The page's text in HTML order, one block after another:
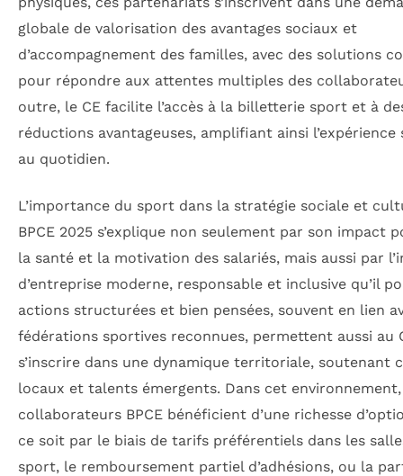
globale de valorisation des avantages sociaux et
d’accompagnement des familles, avec des solutions
pour répondre aux attentes multiples des
outre, le CE facilite l’accès à la billetterie sport et à
réductions avantageuses, amplifiant ainsi l’expérience
au quotidien.
L’importance du sport dans la stratégie sociale et
BPCE 2025 s’explique non seulement par son impact
la santé et la motivation des salariés, mais aussi par
d’entreprise moderne, responsable et inclusive qu’il
actions structurées et bien pensées, souvent en lien
fédérations sportives reconnues, permettent aussi au
s’inscrire dans une dynamique territoriale, soutenant
locaux et talents émergents. Dans cet
collaborateurs BPCE bénéficient d’une richesse
ce soit par le biais de tarifs préférentiels dans les
sport, le remboursement partiel d’adhésions, ou la